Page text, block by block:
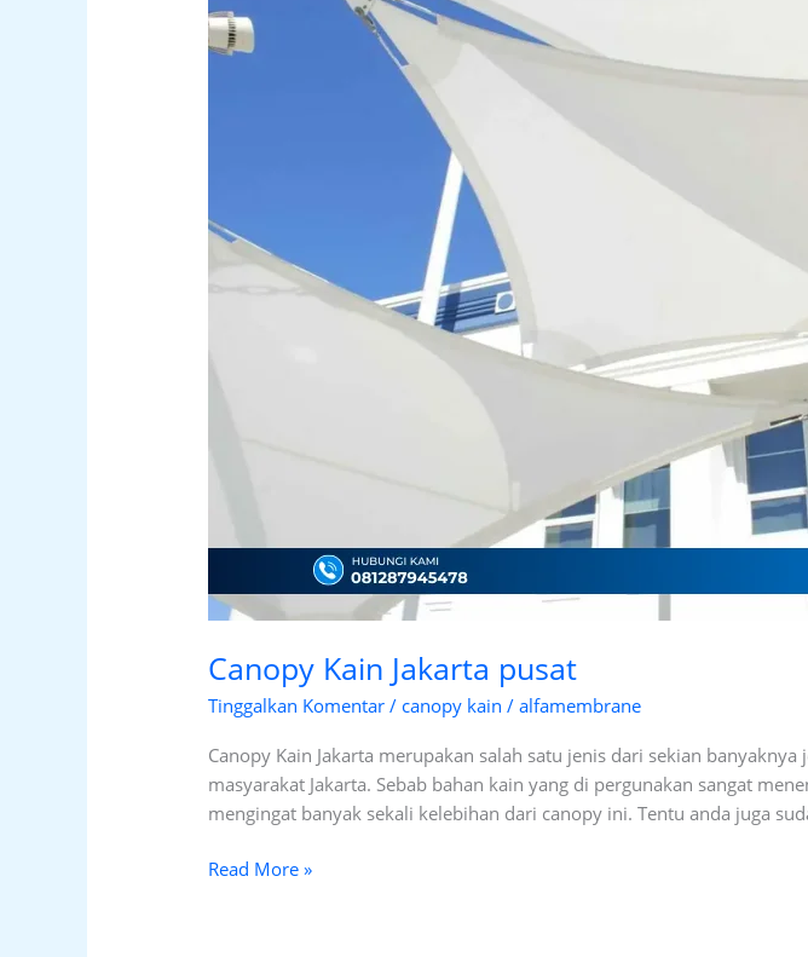
Canopy Kain Jakarta pusat
Tinggalkan Komentar / canopy kain /alfamembrane
Canopy Kain Jakarta merupakan salah satu jenis dari sekian
masyarakat Jakarta. Sebab bahan kain yang di pergunakan sangat
mengingat banyak sekali kelebihan dari canopy ini. Tentu anda juga
Read More »